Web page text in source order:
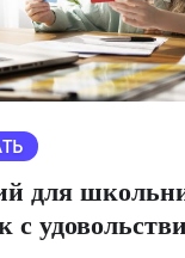
для
с